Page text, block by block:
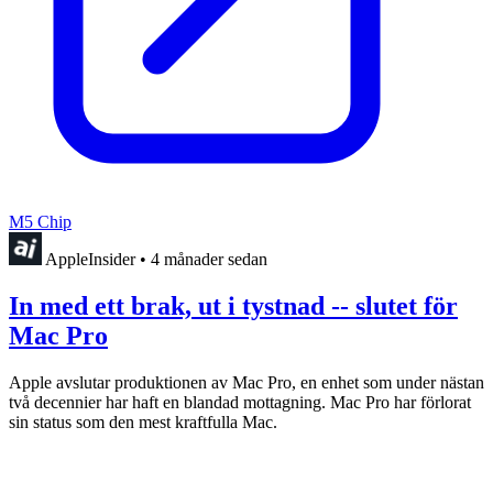
M5 Chip
AppleInsider • 4 månader sedan
In med ett brak, ut i tystnad -- slutet för
Mac Pro
Apple avslutar produktionen av Mac Pro, en enhet som under nästan
två decennier har haft en blandad mottagning. Mac Pro har förlorat
sin status som den mest kraftfulla Mac.